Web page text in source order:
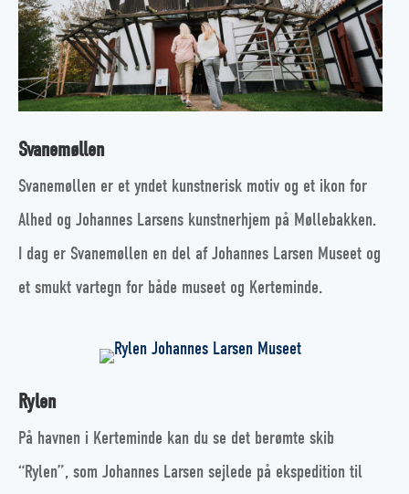
Svanemøllen
Svanemøllen er et yndet kunstnerisk motiv og et ikon for
Alhed og Johannes Larsens kunstnerhjem på Møllebakken.
I dag er Svanemøllen en del af Johannes Larsen Museet og
et smukt vartegn for både museet og Kerteminde.
Rylen
På havnen i Kerteminde kan du se det berømte skib
“Rylen”, som Johannes Larsen sejlede på ekspedition til